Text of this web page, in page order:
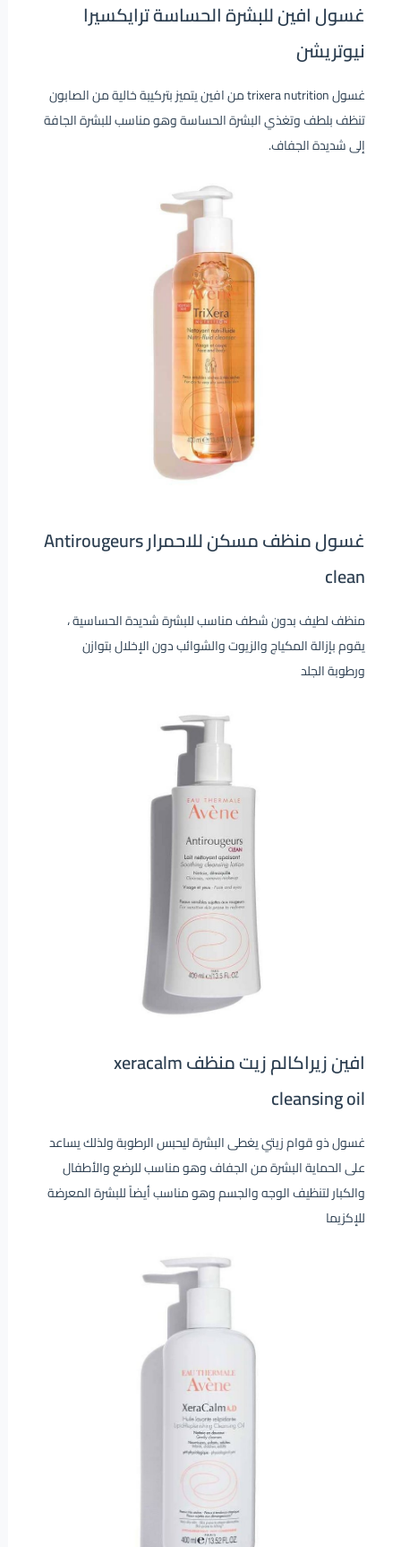
غسول افين للبشرة الحساسة ترايكسيرا
نيوتريشن
غسول trixera nutrition من افين يتميز بتركيبة خالية من الصابون
تنظف بلطف وتغذي البشرة الحساسة وهو مناسب للبشرة الجافة
إلى شديدة الجفاف.
غسول منظف مسكن للاحمرار Antirougeurs
clean
منظف ​​لطيف بدون شطف مناسب للبشرة شديدة الحساسية ،
يقوم بإزالة المكياج والزيوت والشوائب دون الإخلال بتوازن
ورطوبة الجلد
افين زيراكالم زيت منظف xeracalm
cleansing oil
غسول ذو قوام زيتي يغطى البشرة ليحبس الرطوبة ولذلك يساعد
على الحماية البشرة من الجفاف وهو مناسب للرضع والأطفال
والكبار لتنظيف الوجه والجسم وهو مناسب أيضاً للبشرة المعرضة
للإكزيما